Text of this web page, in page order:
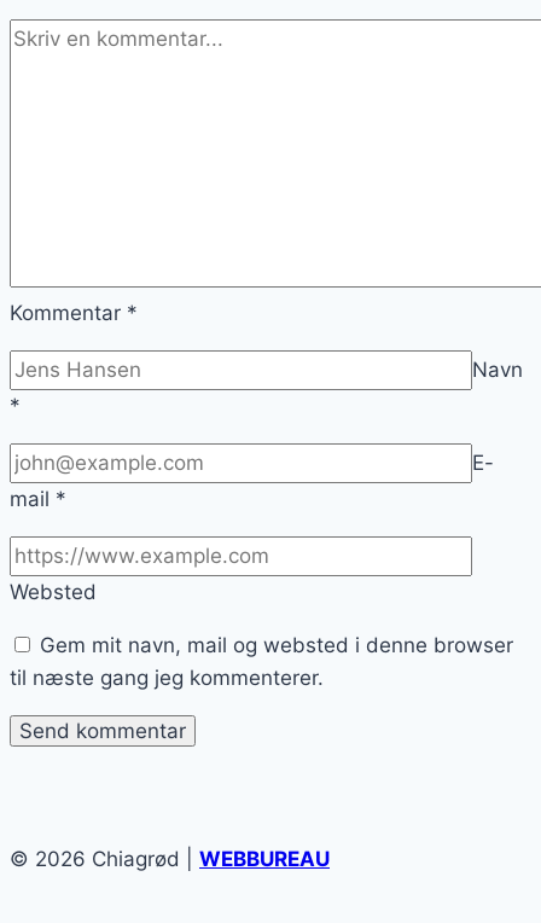
Kommentar *
Navn
*
E-
mail *
Websted
Gem mit navn, mail og websted i denne browser
til næste gang jeg kommenterer.
© 2026 Chiagrød | WEBBUREAU